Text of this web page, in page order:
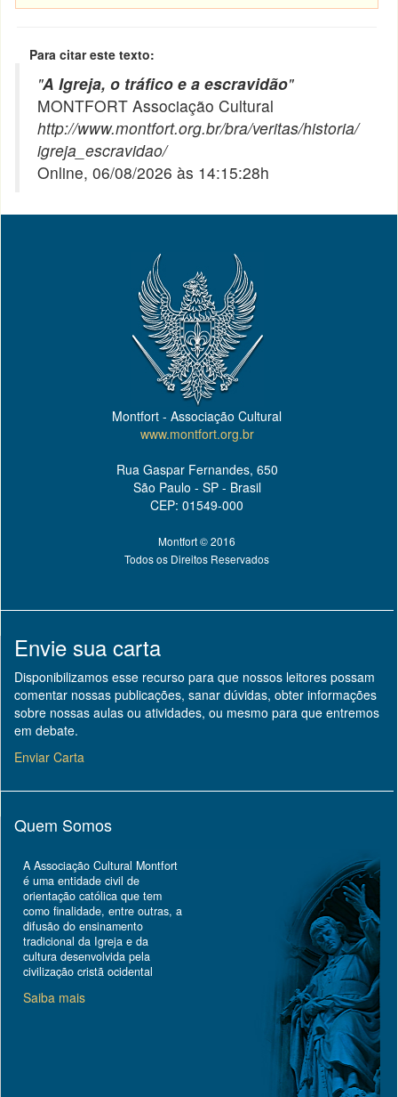
Para citar este texto:
"A Igreja, o tráfico e a escravidão"
MONTFORT Associação Cultural
http://www.montfort.org.br/bra/veritas/historia/
igreja_escravidao/
Online, 06/08/2026 às 14:15:28h
Montfort - Associação Cultural
www.montfort.org.br
Rua Gaspar Fernandes, 650
São Paulo - SP - Brasil
CEP: 01549-000
Montfort © 2016
Todos os Direitos Reservados
Envie sua carta
Disponibilizamos esse recurso para que nossos leitores possam
comentar nossas publicações, sanar dúvidas, obter informações
sobre nossas aulas ou atividades, ou mesmo para que entremos
em debate.
Enviar Carta
Quem Somos
A Associação Cultural Montfort
é uma entidade civil de
orientação católica que tem
como finalidade, entre outras, a
difusão do ensinamento
tradicional da Igreja e da
cultura desenvolvida pela
civilização cristã ocidental
Saiba mais